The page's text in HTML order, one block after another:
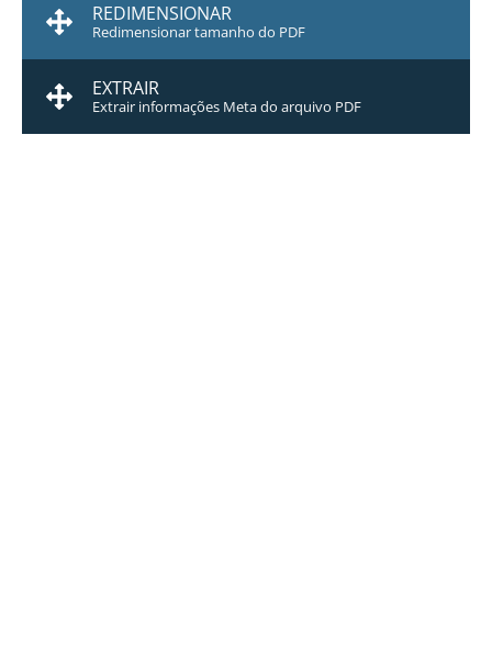
REDIMENSIONAR
Redimensionar tamanho do PDF
EXTRAIR
Extrair informações Meta do arquivo PDF